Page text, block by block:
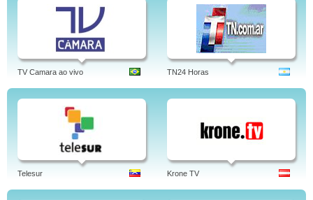
TV Camara ao vivo TN24 Horas
Telesur Krone TV